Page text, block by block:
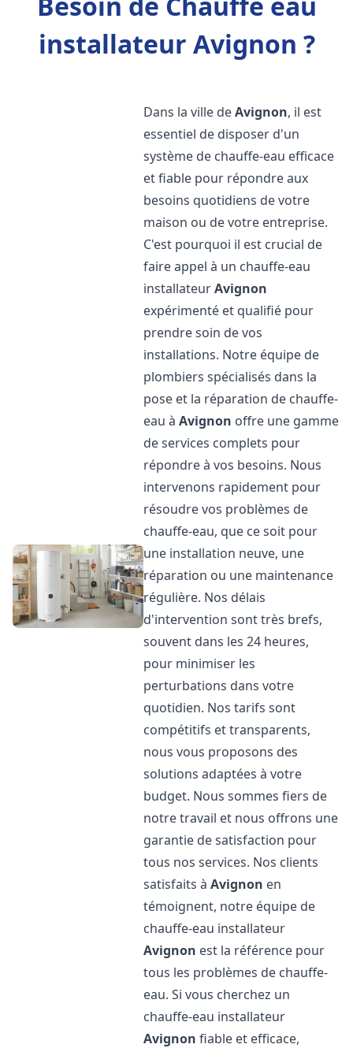
installateur Avignon ?
Dans la ville deAvignon, il est
essentiel de disposer d'un
système de chauffe-eau efficace
et fiable pour répondre aux
besoins quotidiens de votre
maison ou de votre entreprise.
C'est pourquoi il est crucial de
faire appel à un chauffe-eau
installateurAvignon
expérimenté et qualifié pour
prendre soin de vos
installations. Notre équipe de
plombiers spécialisés dans la
pose et la réparation de chauffe-
eau àAvignon offre une gamme
de services complets pour
répondre à vos besoins. Nous
intervenons rapidement pour
résoudre vos problèmes de
chauffe-eau, que ce soit pour
une installation neuve, une
réparation ou une maintenance
régulière. Nos délais
d'intervention sont très brefs,
souvent dans les 24 heures,
pour minimiser les
perturbations dans votre
quotidien. Nos tarifs sont
compétitifs et transparents,
nous vous proposons des
solutions adaptées à votre
budget. Nous sommes fiers de
notre travail et nous offrons une
garantie de satisfaction pour
tous nos services. Nos clients
satisfaits àAvignon en
témoignent, notre équipe de
chauffe-eau installateur
Avignon est la référence pour
tous les problèmes de chauffe-
eau. Si vous cherchez un
chauffe-eau installateur
Avignon fiable et efficace,